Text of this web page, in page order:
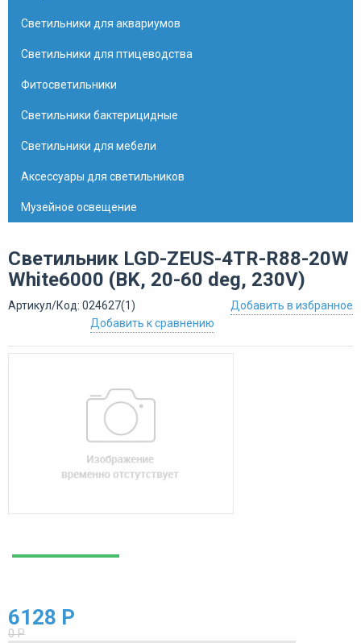
Светильники для аквариумов
Светильники для птицеводства
Фитосветильники
Светильники бактерицидные
Светильники для мебели
Аксессуары для светильников
Музейное освещение
Светильник LGD-ZEUS-4TR-R88-20W
White6000 (BK, 20-60 deg, 230V)
Артикул/Код: 024627(1)
Добавить в избранное
Добавить к сравнению
6128 Р
0 Р